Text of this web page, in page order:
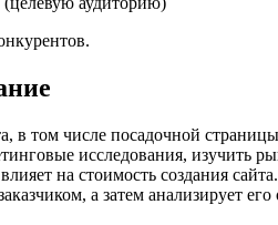
в том числе посадочной
исследования,
на стоимость создания
а затем анализирует